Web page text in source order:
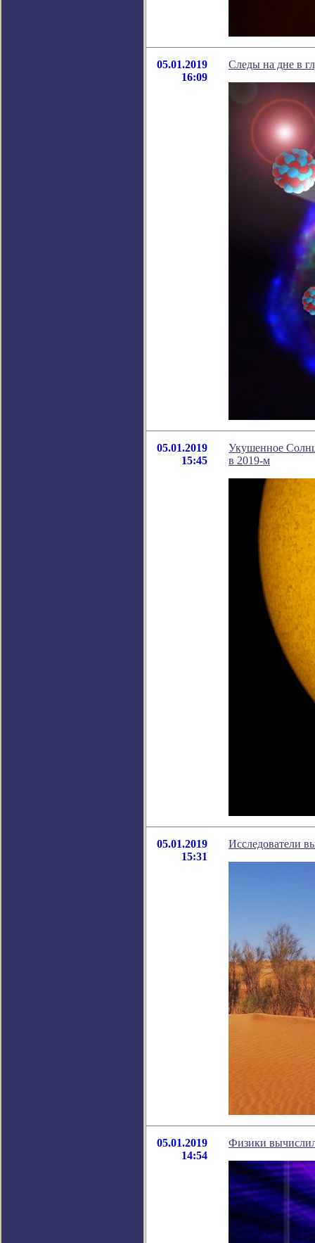
05.01.2019
16:09
Следы на дне в
05.01.2019
15:45
Укушенное
в 2019-м
05.01.2019
15:31
Исследователи
05.01.2019
14:54
Физики